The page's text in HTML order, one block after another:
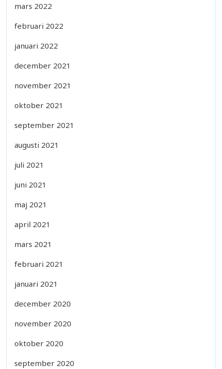
mars 2022
februari 2022
januari 2022
december 2021
november 2021
oktober 2021
september 2021
augusti 2021
juli 2021
juni 2021
maj 2021
april 2021
mars 2021
februari 2021
januari 2021
december 2020
november 2020
oktober 2020
september 2020